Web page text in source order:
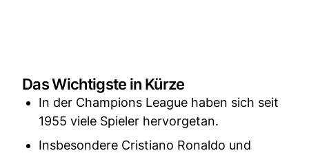
Das Wichtigste in Kürze
In der Champions League haben sich seit
1955 viele Spieler hervorgetan.
Insbesondere Cristiano Ronaldo und